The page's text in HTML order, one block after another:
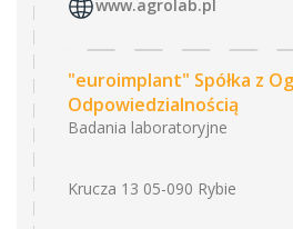
www.agrolab.pl
"euroimplant" Spółka z
Odpowiedzialnością
Badania laboratoryjne
Krucza 13 05-090 Rybie